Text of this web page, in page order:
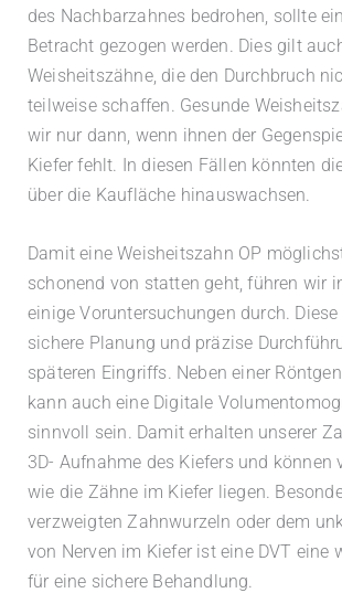
des Nachbarzahnes bedrohen, sollte
Betracht gezogen werden. Dies gilt
Weisheitszähne, die den Durchbruch
teilweise schaffen. Gesunde
wir nur dann, wenn ihnen der
Kiefer fehlt. In diesen Fällen könnten
über die Kaufläche hinauswachsen.
Damit eine Weisheitszahn OP
schonend von statten geht, führen wir
einige Voruntersuchungen durch.
sichere Planung und präzise
späteren Eingriffs. Neben einer
kann auch eine Digitale
sinnvoll sein. Damit erhalten unserer
3D- Aufnahme des Kiefers und können
wie die Zähne im Kiefer liegen.
verzweigten Zahnwurzeln oder dem
von Nerven im Kiefer ist eine DVT eine
für eine sichere Behandlung.